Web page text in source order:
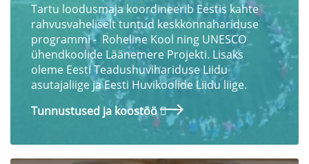
Tartu loodusmaja koordineerib Eestis kahte
rahvusvaheliselt tuntud keskkonnahariduse
programmi - Roheline Kool ning UNESCO
ühendkoolide Läänemere Projekti. Lisaks
oleme Eesti Teadushuvihariduse Liidu
asutajaliige ja Eesti Huvikoolide Liidu liige.
Tunnustused ja koostöö